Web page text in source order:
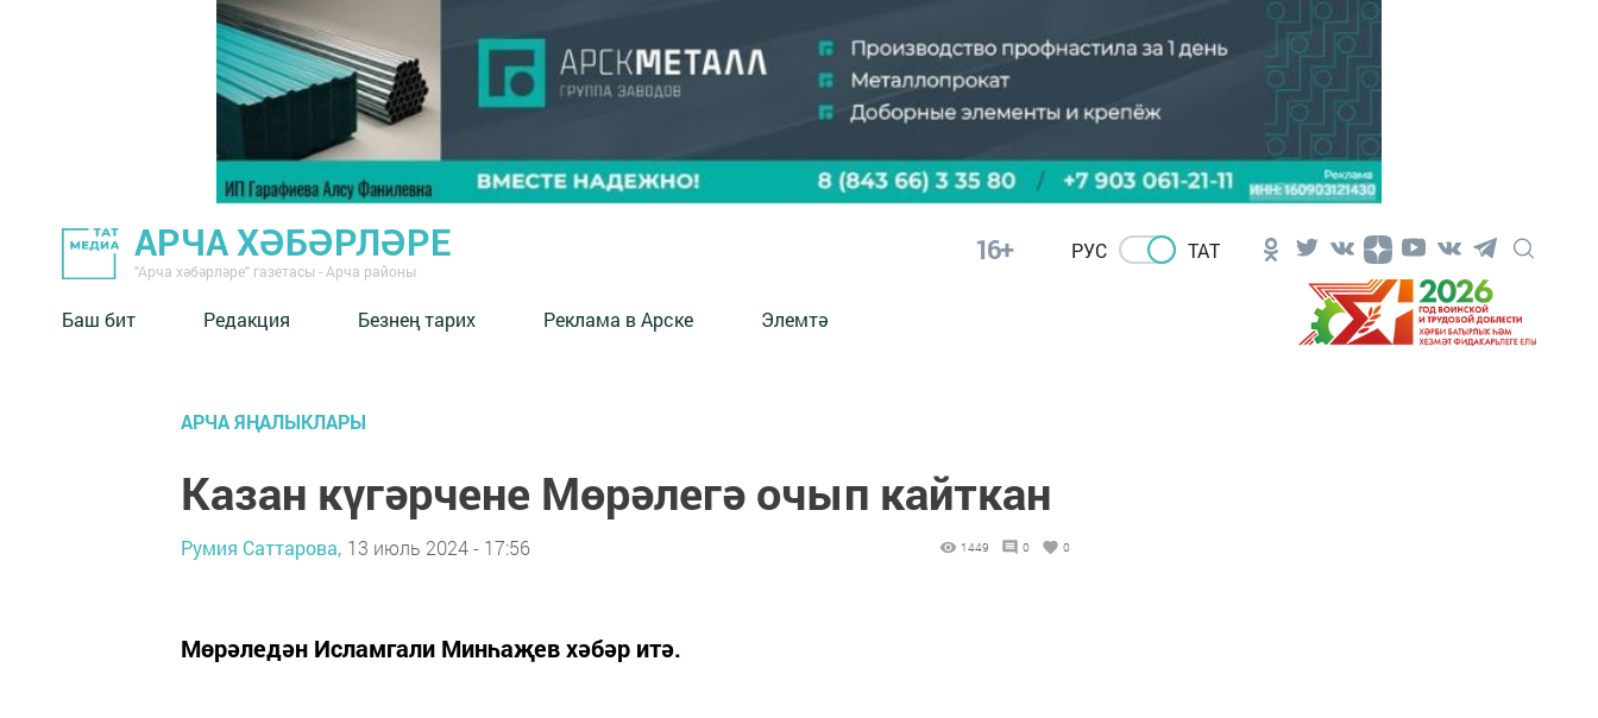
АРЧА ХӘБӘРЛӘРЕ
"Арча хәбәрләре" газетасы - Арча районы
16+ РУС ТАТ
Баш бит Редакция Безнең тарих Реклама в Арске Элемтә
АРЧА ЯҢАЛЫКЛАРЫ
Казан күгәрчене Мөрәлегә очып кайткан
Румия Саттарова, 13 июль 2024 - 17:56 1449 0 0
Мөрәледән Исламгали Минһаҗев хәбәр итә.